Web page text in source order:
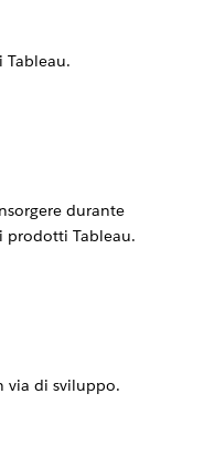
durante
prodotti Tableau.
via di sviluppo.